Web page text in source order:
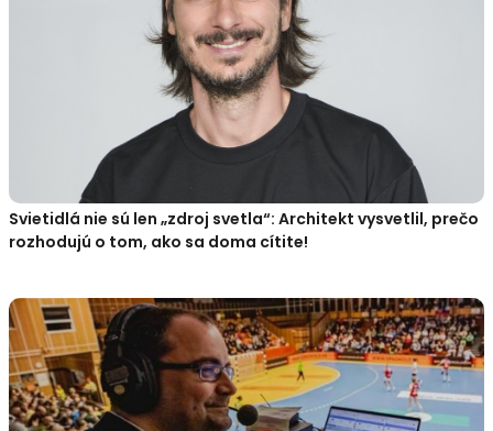
Svietidlá nie sú len „zdroj svetla“: Architekt vysvetlil, prečo
rozhodujú o tom, ako sa doma cítite!